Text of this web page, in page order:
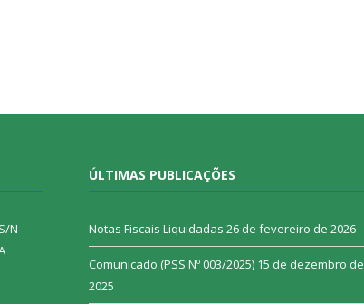
N
ÚLTIMAS PUBLICAÇÕES
Notas Fiscais Liquidadas 26 de fevereiro de 2026
Comunicado (PSS Nº 003/2025) 15 de dezembro de
2025